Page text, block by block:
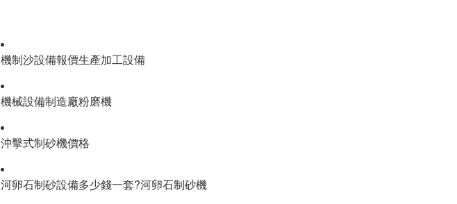
機制沙設備報價生產加工設備
機械設備制造廠粉磨機
沖擊式制砂機價格
河卵石制砂設備多少錢一套?河卵石制砂機